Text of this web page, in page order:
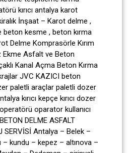
kırıcı antalya karot
İnşaat – Karot delme ,
kesme , beton kırma
Delme Komprasörle Kırım
Ekme Asfalt ve Beton
Kanal Açma Beton Kırma
JVC KAZICI beton
paletli araçlar paletli dozer
kırıcı kepçe kırıcı dozer
oparator kullanıcı
DELME ASFALT
SERVİSİ Antalya – Belek –
– kundu – kepez – altınova –